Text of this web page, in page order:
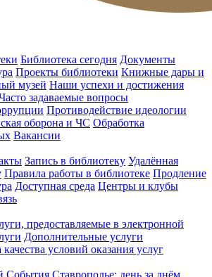
Библиотека сегодня Документы
Проекты библиотеки Книжные дары и
музей Наши успехи и достижения
задаваемые вопросы
Противодействие идеологии
оборона и ЧС Обработка
Вакансии
Запись в библиотеку Удалённая
Правила работы в библиотеке Продление
Доступная среда Центры и клубы
предоставляемые в электронной
Дополнительные услуги
условий оказания услуг
События Ставрополье: день за днём